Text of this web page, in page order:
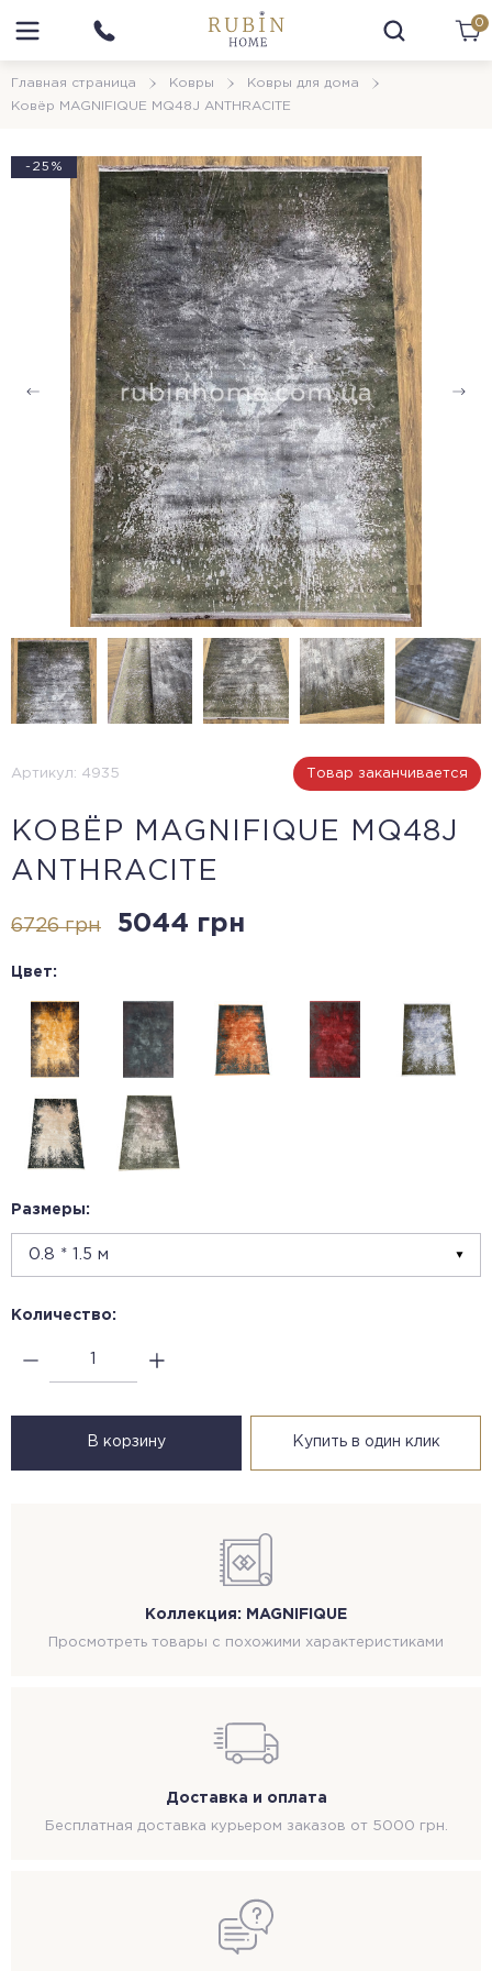
0
Главная страница Ковры
Ковры для дома
Ковёр MAGNIFIQUE MQ48J ANTHRACITE
-25%
Артикул: 4935 Товар заканчивается
КОВЁР MAGNIFIQUE MQ48J
ANTHRACITE
6726 грн 5044 грн
Цвет:
Размеры:
Количество:
В корзину Купить в один клик
Коллекция: MAGNIFIQUE
Просмотреть товары с похожими характеристиками
Доставка и оплата
Бесплатная доставка курьером заказов от 5000 грн.